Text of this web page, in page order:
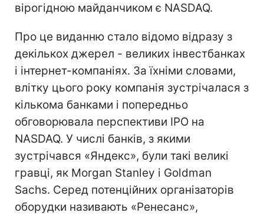
вірогідною майданчиком є NASDAQ.
Про це виданню стало відомо відразу з
декількох джерел - великих інвестбанках
і інтернет-компаніях. За їхніми словами,
влітку цього року компанія зустрічалася з
кількома банками і попередньо
обговорювала перспективи IPO на
NASDAQ. У числі банків, з якими
зустрічався «Яндекс», були такі великі
гравці, як Morgan Stanley і Goldman
Sachs. Серед потенційних організаторів
оборудки називають «Ренесанс»,